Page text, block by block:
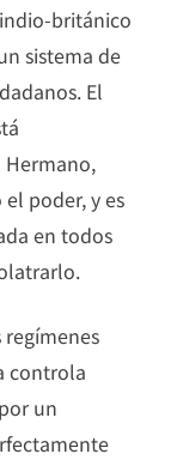
británico
sistema de
El
poder, y es
en todos
controla
un